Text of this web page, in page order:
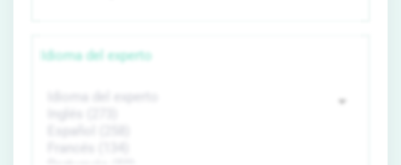
Idioma del experto